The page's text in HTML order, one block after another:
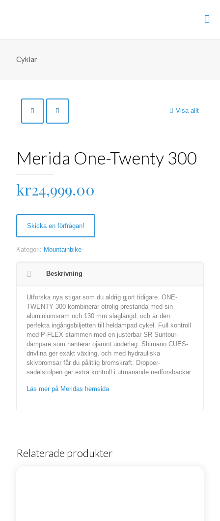
Cyklar
Visa allt
Merida One-Twenty 300
kr24,999.00
Skicka en förfrågan!
Kategori: Mountainbike
Beskrivning
Utforska nya stigar som du aldrig gjort tidigare. ONE-
TWENTY 300 kombinerar otrolig prestanda med sin
aluminiumsram och 130 mm slaglängd, och är den
perfekta ingångsbiljetten till heldämpad cykel. Full kontroll
med P-FLEX stammen med en justerbar SR Suntour-
dämpare som hanterar ojämnt underlag. Shimano CUES-
drivlina ger exakt växling, och med hydrauliska
skivbromsar får du pålitlig bromskraft. Dropper-
sadelstolpen ger extra kontroll i utmanande nedförsbackar.
Läs mer på Meridas hemsida
Relaterade produkter